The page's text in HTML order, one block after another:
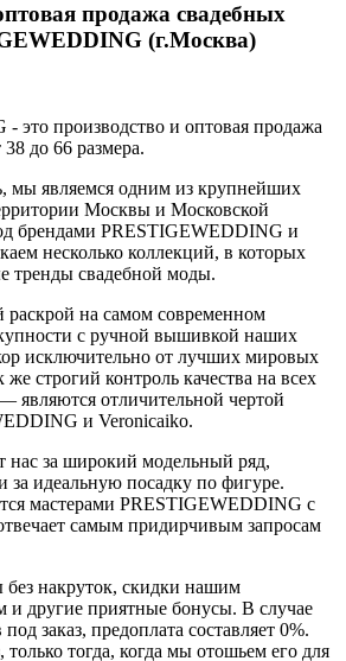
продажа свадебных
(г.Москва)
- это производство и оптовая продажа
до 66 размера.
мы являемся одним из крупнейших
Москвы и Московской
брендами PRESTIGEWEDDING и
несколько коллекций, в которых
тренды свадебной моды.
на самом современном
с ручной вышивкой наших
исключительно от лучших мировых
же строгий контроль качества на всех
являются отличительной чертой
и Veronicaiko.
за широкий модельный ряд,
за идеальную посадку по фигуре.
мастерами PRESTIGEWEDDING с
самым придирчивым запросам
накруток, скидки нашим
и другие приятные бонусы. В случае
заказ, предоплата составляет 0%.
только тогда, когда мы отошьем его для